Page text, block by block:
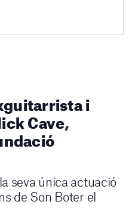
i
Cave,
seva única actuació
de Son Boter el